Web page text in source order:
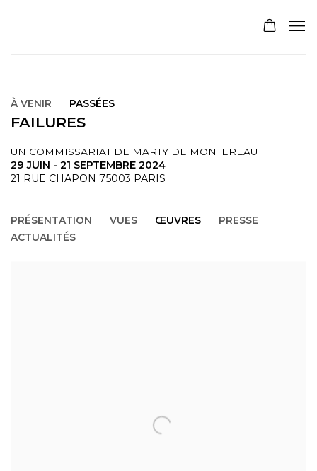
À VENIR PASSÉES
FAILURES
UN COMMISSARIAT DE MARTY DE MONTEREAU
29 JUIN - 21 SEPTEMBRE 2024
21 RUE CHAPON 75003 PARIS
PRÉSENTATION VUES ŒUVRES
PRESSE
ACTUALITÉS